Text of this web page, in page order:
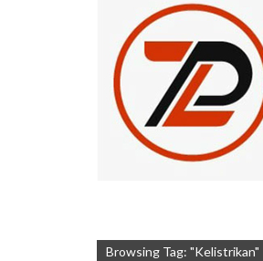
Browsing Tag: "Kelistrikan"